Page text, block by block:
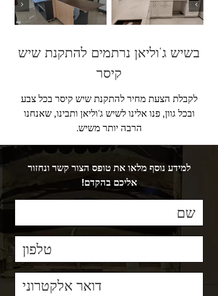
בשיש ג'וליאן נרתמים להתקנת שיש
קיסר
לקבלת הצעת מחיר להתקנת שיש קיסר בכל צבע
ובכל גוון, פנו אלינו לשיש ג'וליאן ותבינו, שאנחנו
הרבה יותר משיש.
למידע נוסף מלאו את טופס הצור קשר ונחזור
אליכם בהקדם!